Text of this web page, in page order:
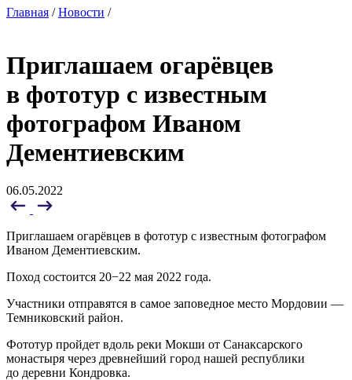
Главная /Новости /
Приглашаем огарёвцев
в фототур с известным
фотографом Иваном
Дементиевским
06.05.2022
Приглашаем огарёвцев в фототур с известным фотографом
Иваном Дементиевским.
Поход состоится 20−22 мая 2022 года.
Участники отправятся в самое заповедное место Мордовии —
Темниковский район.
Фототур пройдет вдоль реки Мокши от Санаксарского
монастыря через древнейший город нашей республики
до деревни Кондровка.